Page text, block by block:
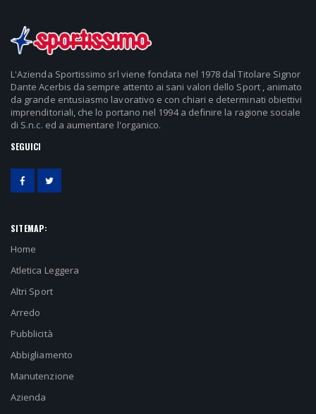
L'Azienda Sportissimo srl viene fondata nel 1978 dal Titolare Signor
Dante Acerbis da sempre attento ai sani valori dello Sport , animato
da grande entusiasmo lavorativo e con chiari e determinati obiettivi
imprenditoriali, che lo portano nel 1994 a definire la ragione sociale
di S.n.c. ed a aumentare l'organico.
SEGUICI
SITEMAP:
Home
Atletica Leggera
Altri Sport
Arredo
Pubblicità
Abbigliamento
Manutenzione
Azienda